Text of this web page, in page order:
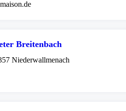
Breitenbach
Niederwallmenach